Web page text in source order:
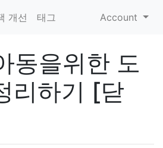
개선 태그 Account
동을위한 도
리하기 [닫